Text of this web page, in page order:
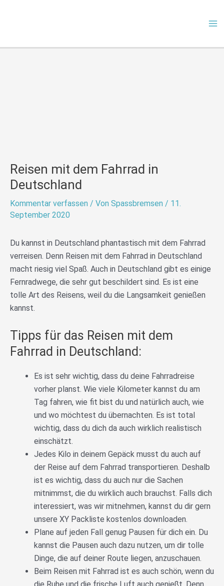
Reisen mit dem Fahrrad in
Deutschland
Kommentar verfassen / Von Spassbremsen / 11.
September 2020
Du kannst in Deutschland phantastisch mit dem Fahrrad
verreisen. Denn Reisen mit dem Fahrrad in Deutschland
macht riesig viel Spaß. Auch in Deutschland gibt es einige
Fernradwege, die sehr gut beschildert sind. Es ist eine
tolle Art des Reisens, weil du die Langsamkeit genießen
kannst.
Tipps für das Reisen mit dem
Fahrrad in Deutschland:
Es ist sehr wichtig, dass du deine Fahrradreise
vorher planst. Wie viele Kilometer kannst du am
Tag fahren, wie fit bist du und natürlich auch, wie
und wo möchtest du übernachten. Es ist total
wichtig, dass du dich da auch wirklich realistisch
einschätzt.
Jedes Kilo in deinem Gepäck musst du auch auf
der Reise auf dem Fahrrad transportieren. Deshalb
ist es wichtig, dass du auch nur die Sachen
mitnimmst, die du wirklich auch brauchst. Falls dich
interessiert, was wir mitnehmen, kannst du dir gern
unsere XY Packliste kostenlos downloaden.
Plane auf jeden Fall genug Pausen für dich ein. Du
kannst die Pausen auch dazu nutzen, um dir tolle
Dinge, die auf deiner Route liegen, anzuschauen.
Beim Reisen mit Fahrrad ist es auch schön, wenn du
die Ruhe und die frische Luft auch genießt. Denn